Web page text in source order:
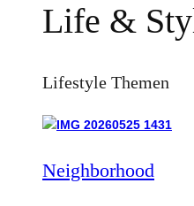
Life &
Lifestyle Themen
Neighborhood